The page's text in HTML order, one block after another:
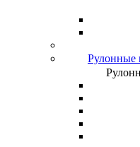
Рулонные